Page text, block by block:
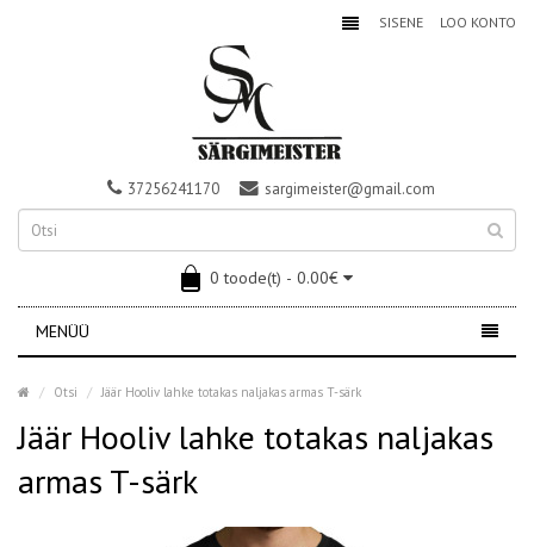
SISENE LOO KONTO
37256241170 sargimeister@gmail.com
0 toode(t) - 0.00€
MENÜÜ
Otsi Jäär Hooliv lahke totakas naljakas armas T-särk
Jäär Hooliv lahke totakas naljakas
armas T-särk